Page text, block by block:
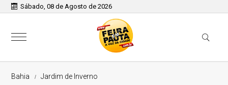
Sábado, 08 de Agosto de 2026
Bahia Jardim de Inverno